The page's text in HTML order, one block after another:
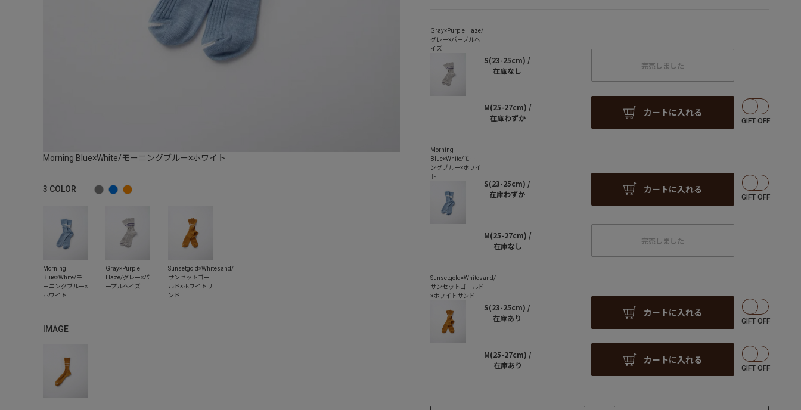
Morning Blue×White/モーニングブルー×ホワイト
3 COLOR
IMAGE
S(23-25cm) /
在庫なし
完売しました
M(25-27cm) /
在庫わずか
カートに入れる
S(23-25cm) /
在庫わずか
カートに入れる
M(25-27cm) /
在庫なし
完売しました
S(23-25cm) /
在庫あり
カートに入れる
M(25-27cm) /
在庫あり
カートに入れる